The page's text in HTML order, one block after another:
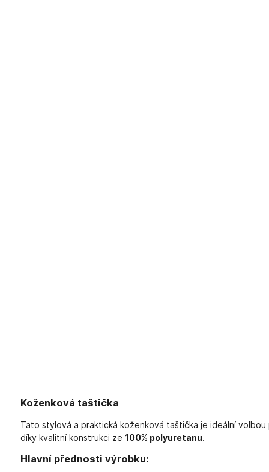
Koženková taštička
Tato stylová a praktická koženková taštička je ideální
díky kvalitní konstrukci ze 100% polyuretanu.
Hlavní přednosti výrobku: